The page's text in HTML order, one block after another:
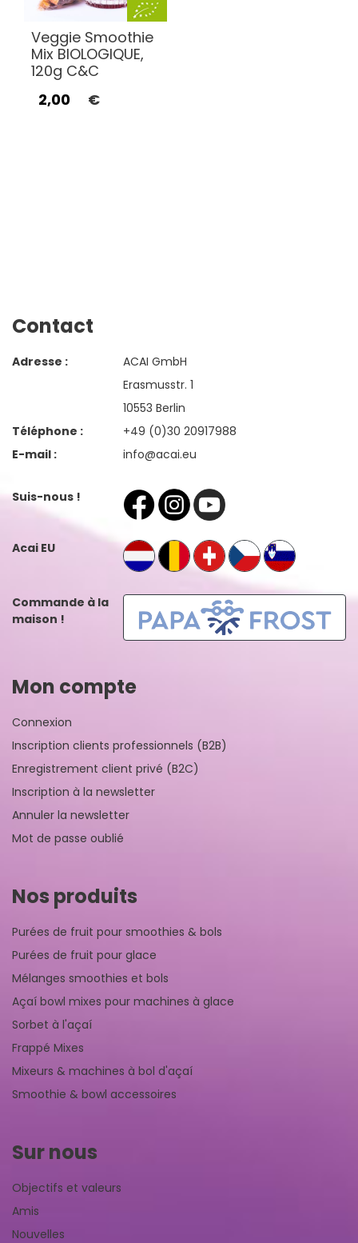
Veggie Smoothie
Mix BIOLOGIQUE,
120g C&C
2,00
€
Contact
Adresse :
ACAI GmbH
Erasmusstr. 1
10553 Berlin
Téléphone :
+49 (0)30 20917988
E-mail :
info@acai.eu
Suis-nous !
Acai EU
Commande à la
maison !
Mon compte
Connexion
Inscription clients professionnels (B2B)
Enregistrement client privé (B2C)
Inscription à la newsletter
Annuler la newsletter
Mot de passe oublié
Nos produits
Purées de fruit pour smoothies & bols
Purées de fruit pour glace
Mélanges smoothies et bols
Açaí bowl mixes pour machines à glace
Sorbet à l'açaí
Frappé Mixes
Mixeurs & machines à bol d'açaí
Smoothie & bowl accessoires
Sur nous
Objectifs et valeurs
Amis
Nouvelles